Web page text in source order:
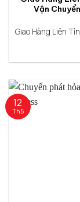
Vận
Giao Hàng Liên
12
Th5